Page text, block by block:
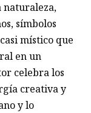
naturaleza,
símbolos
místico que
en un
celebra los
creativa y
y lo